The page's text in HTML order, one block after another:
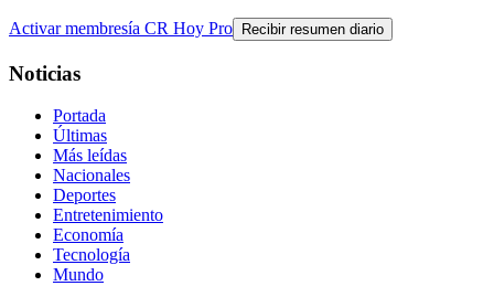
Activar membresía CR Hoy Pro Recibir resumen diario
Noticias
Portada
Últimas
Más leídas
Nacionales
Deportes
Entretenimiento
Economía
Tecnología
Mundo